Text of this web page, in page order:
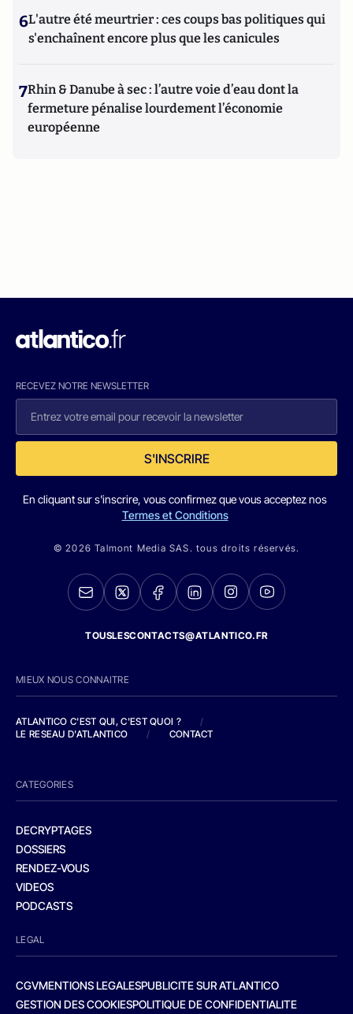
6L'autre été meurtrier : ces coups bas politiques qui
s'enchaînent encore plus que les canicules
7Rhin & Danube à sec : l’autre voie d’eau dont la
fermeture pénalise lourdement l’économie
européenne
RECEVEZ NOTRE NEWSLETTER
S'INSCRIRE
En cliquant sur s'inscrire, vous confirmez que vous acceptez nos
Termes et Conditions
© 2026 Talmont Media SAS. tous droits réservés.
TOUSLESCONTACTS@ATLANTICO.FR
MIEUX NOUS CONNAITRE
ATLANTICO C'EST QUI, C'EST QUOI ?
/
LE RESEAU D'ATLANTICO
/ CONTACT
CATEGORIES
DECRYPTAGES
DOSSIERS
RENDEZ-VOUS
VIDEOS
PODCASTS
LEGAL
CGVMENTIONS LEGALESPUBLICITE SUR ATLANTICO
GESTION DES COOKIESPOLITIQUE DE CONFIDENTIALITE